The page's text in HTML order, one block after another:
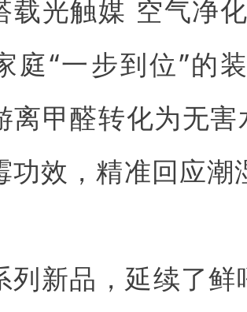
载光触媒 空气净
庭“一步到位”的
离甲醛转化为无
功效，精准回应
列新品，延续了